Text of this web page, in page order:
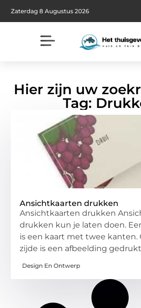
Zaterdag 8 Augustus 2026
Hier zijn uw
Tag:
Ansichtkaarten drukken
Ansichtkaarten drukken
drukken kun je laten doen.
is een kaart met twee kanten.
zijde is een afbeelding
Design En Ontwerp